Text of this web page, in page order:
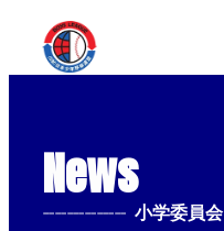
News
-------------- 小学委員会